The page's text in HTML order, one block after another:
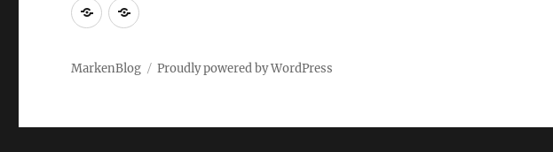
Markenrecherche
Gastbeiträge
MarkenBlog Proudly powered by WordPress